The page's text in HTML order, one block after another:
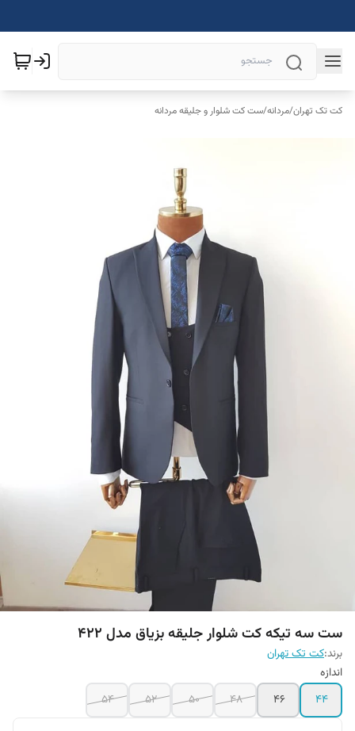
کت تک تهران/مردانه/ست کت شلوار و جلیقه مردانه
ست سه تیکه کت شلوار جلیقه بزیاق مدل 422
برند:کت تک تهران
اندازه
44
46
48
50
52
54